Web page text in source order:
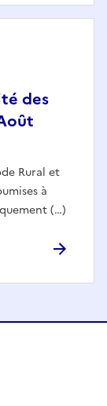
des
Rural et
à
(…)